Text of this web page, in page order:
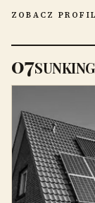
ZOBACZ
07SUNKING